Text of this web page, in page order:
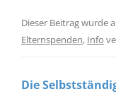
Dieser Beitrag wurde
Elternspenden, Info
Die